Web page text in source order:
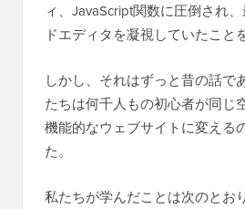
ィ、JavaScript関数に圧倒され
ドエディタを凝視していたこと
しかし、それはずっと昔の話で
たちは何千人もの初心者が同じ
機能的なウェブサイトに変える
た。
私たちが学んだことは次のとお